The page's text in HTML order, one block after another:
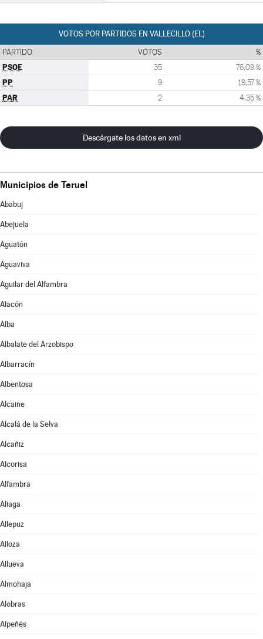
VOTOS POR PARTIDOS EN VALLECILLO (EL)
PARTIDO VOTOS %
PSOE 35 76,09 %
PP 9 19,57 %
PAR 2 4,35 %
Descárgate los datos en xml
Municipios de Teruel
Ababuj
Abejuela
Aguatón
Aguaviva
Aguilar del Alfambra
Alacón
Alba
Albalate del Arzobispo
Albarracín
Albentosa
Alcaine
Alcalá de la Selva
Alcañiz
Alcorisa
Alfambra
Aliaga
Allepuz
Alloza
Allueva
Almohaja
Alobras
Alpeñés